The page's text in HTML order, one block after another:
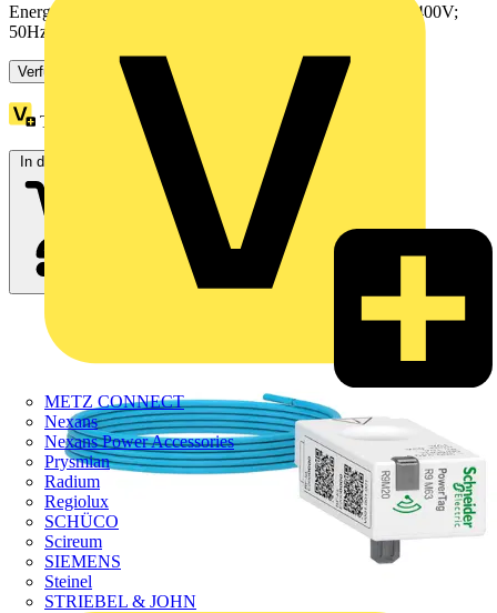
METZ CONNECT
Nexans
Nexans Power Accessories
Prysmian
Radium
Regiolux
SCHÜCO
Scireum
SIEMENS
Steinel
STRIEBEL & JOHN
Energiezähler (MID24); für Direktanschluss; 65A; 3x230/400V;
50Hz; Modbus® und M-Bus; 2 x S0-Schnittstelle;...
Verfügbar: 3 Händler
Treuepunkte: 327
In den Warenkorb